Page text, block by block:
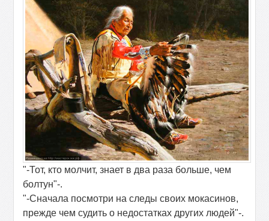
"-Тот, кто молчит, знает в два раза больше, чем
болтун"-.
"-Сначала посмотри на следы своих мокасинов,
прежде чем судить о недостатках других людей"-.